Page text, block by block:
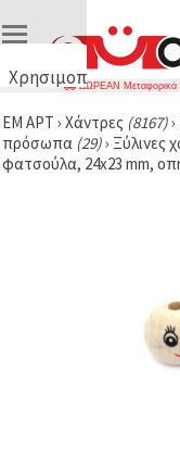
Χρησιμοποιούμε
🍪
Χρησιμοποιούμε
cookies και
ΔΩΡΕΑΝ Μεταφορικά
ΕΜ ΑΡΤ › Χάντρες (8167)›
πρόσωπα (29)› Ξύλινες
φατσούλα, 24x23 mm,